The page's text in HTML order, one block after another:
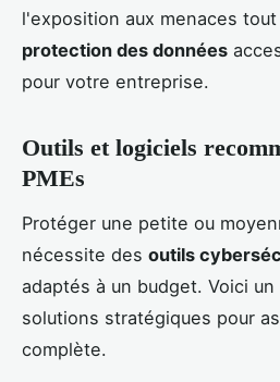
l'exposition aux menaces
protection des données
pour votre entreprise.
Outils et logiciels
PMEs
Protéger une petite ou
nécessite des outils
adaptés à un budget. Voici
solutions stratégiques pour
complète.